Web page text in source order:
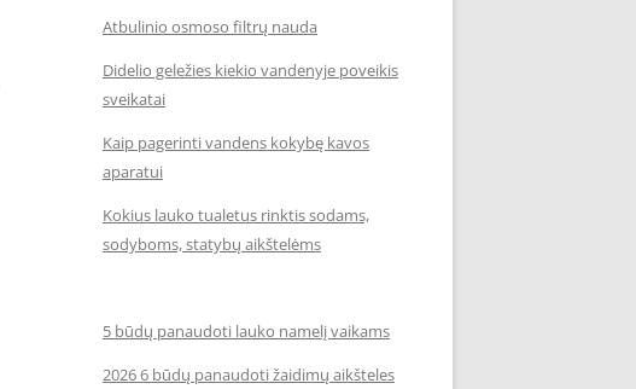
Atbulinio osmoso filtrų nauda
Didelio geležies kiekio vandenyje poveikis
sveikatai
Kaip pagerinti vandens kokybę kavos
aparatui
Kokius lauko tualetus rinktis sodams,
sodyboms, statybų aikštelėms
5 būdų panaudoti lauko namelį vaikams
2026 6 būdų panaudoti žaidimų aikšteles